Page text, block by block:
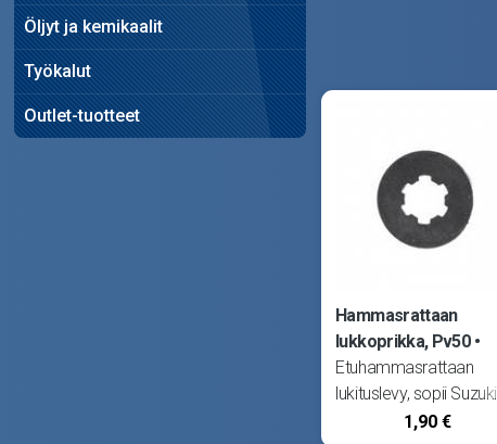
Öljyt ja kemikaalit
Työkalut
Outlet-tuotteet
Hammasrattaan
lukkoprikka, Pv50
Etuhammasrattaan
lukituslevy, sopii Suzuki
Pv50 ja S1.1,90 €